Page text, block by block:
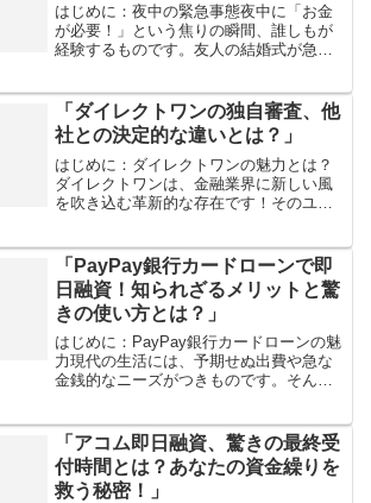
はじめに：夜中の緊急事態夜中に「お金
が必要！」という焦りの瞬間、誰しもが
経験するものです。友人の結婚式が急に
いのか分からなくなることも。しかし、
そのような緊急時こそ、冷...
「ダイレクトワンの独自審査、他
社との決定的な違いとは？」
はじめに：ダイレクトワンの魅力とは？
ダイレクトワンは、金融業界に新しい風
を吹き込む革新的な存在です！そのユニ
ちの日常生活におけるファイナンスの問
題を解決するために、どの...
「PayPay銀行カードローンで即
日融資！知られざるメリットと驚
きの使い方とは？」
はじめに：PayPay銀行カードローンの魅
力現代の生活には、予期せぬ出費や急な
金銭的なニーズがつきものです。そんな
能という特長が、多くの人々に安心感を
与えています...
「アコム即日融資、驚きの最終受
付時間とは？あなたの資金繰りを
救う秘密！」